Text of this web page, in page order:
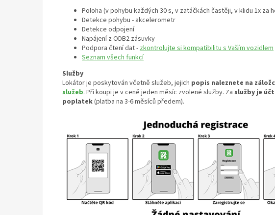
Poloha (v pohybu každých 30 s, v zatáčkách častěji, v klidu 1x za
Detekce pohybu - akcelerometr
Detekce odpojení
Napájení z ODB2 zásuvky
Podpora čtení dat - zkontrolujte si kompatibilitu s Vaším vozidlem
Seznam všech funkcí
Služby
Lokátor je poskytován včetně služeb, jejich popis naleznete na
služeb. Při koupi je v ceně jeden měsíc zvolené služby. Za služby je
poplatek(platba na 3-6 měsíců předem).